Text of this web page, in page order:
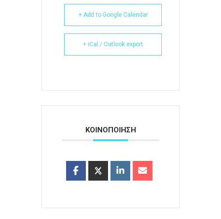
+ Add to Google Calendar
+ iCal / Outlook export
ΚΟΙΝΟΠΟΙΗΣΗ